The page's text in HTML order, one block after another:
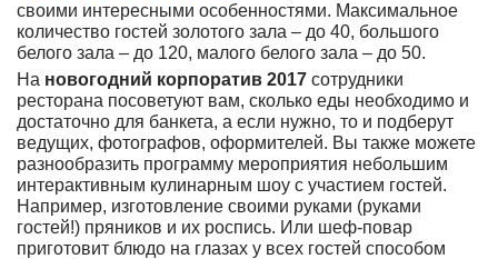
своими интересными особенностями. Максимальное
количество гостей золотого зала – до 40, большого
белого зала – до 120, малого белого зала – до 50.
На новогодний корпоратив 2017 сотрудники
ресторана посоветуют вам, сколько еды необходимо и
достаточно для банкета, а если нужно, то и подберут
ведущих, фотографов, оформителей. Вы также можете
разнообразить программу мероприятия небольшим
интерактивным кулинарным шоу с участием гостей.
Например, изготовление своими руками (руками
гостей!) пряников и их роспись. Или шеф-повар
приготовит блюдо на глазах у всех гостей способом